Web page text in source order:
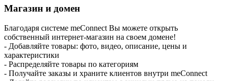
Магазин и домен
Благодаря системе meConnect Вы можете открыть
собственный интернет-магазин на своем домене!
- Добавляйте товары: фото, видео, описание, цены и
характеристики
- Распределяйте товары по категориям
- Получайте заказы и храните клиентов внутри meConnect